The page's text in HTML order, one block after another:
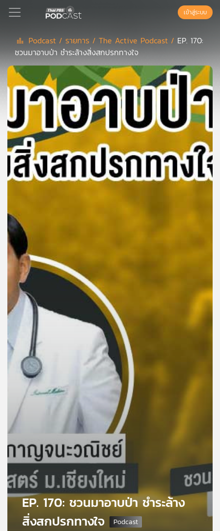
Podcast
เพล
สต์
แนะนำ
เพล
ย์
ของ
คุณ
เพลง
บทความ
และ
กิจกรรม
เกี่ยว
เรา
เครือ
ข่าย
วิทยุ
ไทย
พี
เข้าสู่ระบบ
Podcast / รายการ /The Active Podcast / EP. 170:
ชวนมาอาบป่า ชำระล้างสิ่งสกปรกทางใจ
EP. 170: ชวนมาอาบป่า ชำระล้าง
สิ่งสกปรกทางใจ